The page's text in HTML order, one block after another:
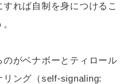
れば自制を身につけるこ
がベナボーとティロール
リング（self-signaling: